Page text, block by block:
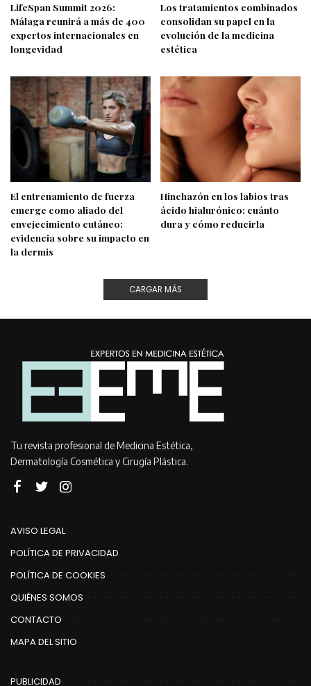
LifeSpan Summit 2026:
Málaga reunirá a más de 400
expertos internacionales en
longevidad
Los tratamientos combinados
consolidan su papel en la
evolución de la medicina
estética
El entrenamiento de fuerza
emerge como aliado del
envejecimiento cutáneo:
evidencia sobre su impacto en
la dermis
Hinchazón en los labios tras
ácido hialurónico: cuánto
dura y cómo reducirla
CARGAR MÁS
Tu revista profesional de Medicina Estética,
Dermatología Cosmética y Cirugía Plástica.
AVISO LEGAL
POLÍTICA DE PRIVACIDAD
POLÍTICA DE COOKIES
QUIÉNES SOMOS
CONTACTO
MAPA DEL SITIO
PUBLICIDAD